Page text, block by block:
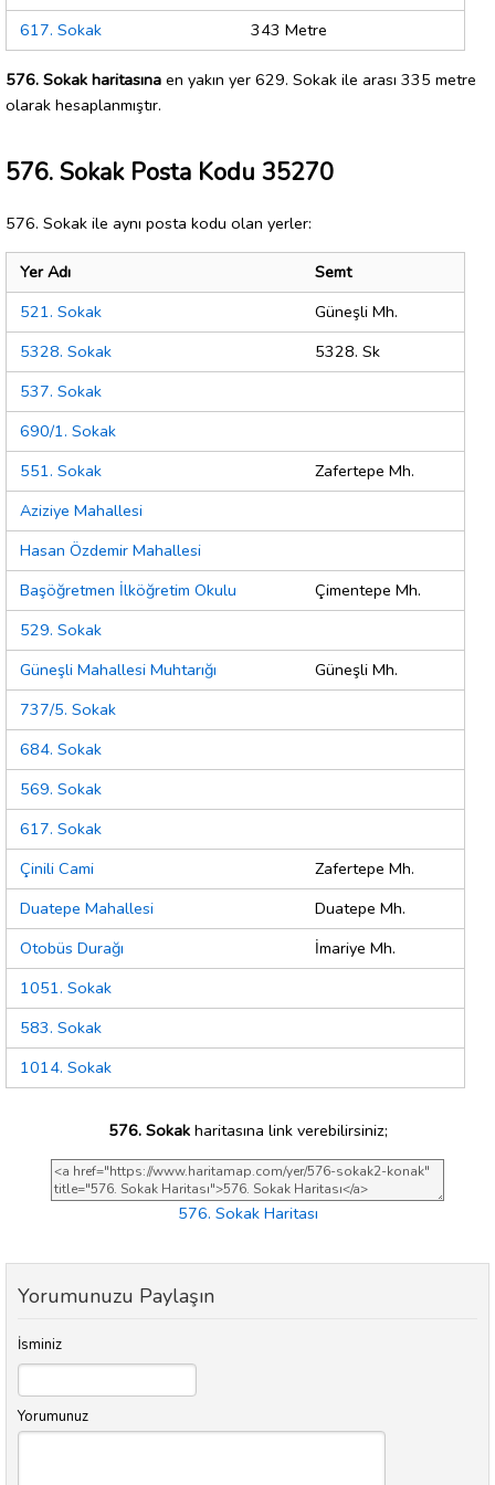
617. Sokak
343 Metre
576. Sokak haritasına en yakın yer 629. Sokak ile arası 335 metre
olarak hesaplanmıştır.
576. Sokak Posta Kodu 35270
576. Sokak ile aynı posta kodu olan yerler:
Yer Adı
Semt
521. Sokak
Güneşli Mh.
5328. Sokak
5328. Sk
537. Sokak
690/1. Sokak
551. Sokak
Zafertepe Mh.
Aziziye Mahallesi
Hasan Özdemir Mahallesi
Başöğretmen İlköğretim Okulu
Çimentepe Mh.
529. Sokak
Güneşli Mahallesi Muhtarığı
Güneşli Mh.
737/5. Sokak
684. Sokak
569. Sokak
617. Sokak
Çinili Cami
Zafertepe Mh.
Duatepe Mahallesi
Duatepe Mh.
Otobüs Durağı
İmariye Mh.
1051. Sokak
583. Sokak
1014. Sokak
576. Sokakharitasına link verebilirsiniz;
576. Sokak Haritası
Yorumunuzu Paylaşın
İsminiz
Yorumunuz